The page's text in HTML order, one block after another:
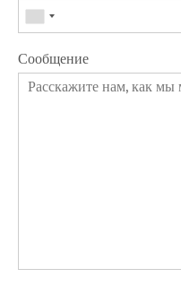
Сообщение